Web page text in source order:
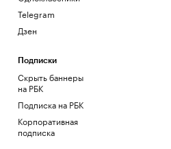
Telegram
Дзен
Подписки
Скрыть баннеры
на РБК
Подписка на РБК
Корпоративная
подписка